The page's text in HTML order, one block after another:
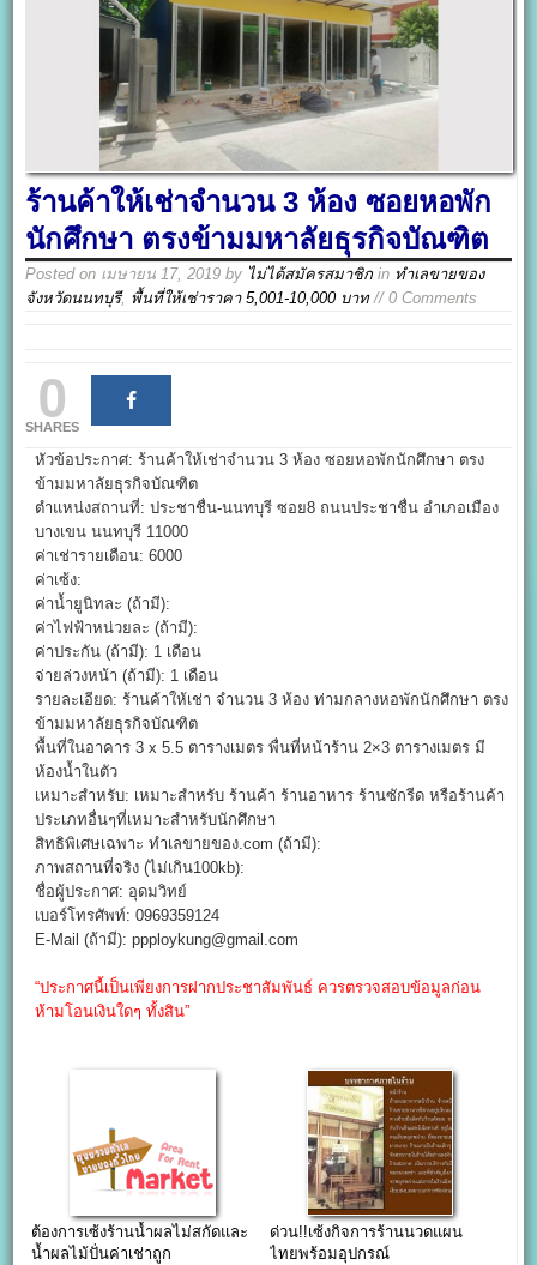
ร้านค้าให้เช่าจำนวน 3 ห้อง ซอยหอพัก
นักศึกษา ตรงข้ามมหาลัยธุรกิจบัณฑิต
Posted on เมษายน 17, 2019 by ไม่ได้สมัครสมาชิก in ทำเลขายของ
จังหวัดนนทบุรี, พื้นที่ให้เช่าราคา 5,001-10,000 บาท// 0 Comments
0
SHARES
หัวข้อประกาศ: ร้านค้าให้เช่าจำนวน 3 ห้อง ซอยหอพักนักศึกษา ตรง
ข้ามมหาลัยธุรกิจบัณฑิต
ตำแหน่งสถานที่: ประชาชื่น-นนทบุรี ซอย8 ถนนประชาชื่น อำเภอเมือง
บางเขน นนทบุรี 11000
ค่าเช่ารายเดือน: 6000
ค่าเซ้ง:
ค่าน้ำยูนิทละ (ถ้ามี):
ค่าไฟฟ้าหน่วยละ (ถ้ามี):
ค่าประกัน (ถ้ามี): 1 เดือน
จ่ายล่วงหน้า (ถ้ามี): 1 เดือน
รายละเอียด: ร้านค้าให้เช่า จำนวน 3 ห้อง ท่ามกลางหอพักนักศึกษา ตรง
ข้ามมหาลัยธุรกิจบัณฑิต
พื้นที่ในอาคาร 3 x 5.5 ตารางเมตร พื่นที่หน้าร้าน 2×3 ตารางเมตร มี
ห้องน้ำในตัว
เหมาะสำหรับ: เหมาะสำหรับ ร้านค้า ร้านอาหาร ร้านซักรีด หรือร้านค้า
ประเภทอื่นๆที่เหมาะสำหรับนักศึกษา
สิทธิพิเศษเฉพาะ ทำเลขายของ.com (ถ้ามี):
ภาพสถานที่จริง (ไม่เกิน100kb):
ชื่อผู้ประกาศ: อุดมวิทย์
เบอร์โทรศัพท์: 0969359124
E-Mail (ถ้ามี): ppploykung@gmail.com
“ประกาศนี้เป็นเพียงการฝากประชาสัมพันธ์ ควรตรวจสอบข้อมูลก่อน
ห้ามโอนเงินใดๆ ทั้งสิน”
ต้องการเซ้งร้านน้ำผลไม่สกัดและ
น้ำผลไม้ปั่นค่าเช่าถูก
ด่วน!!เซ้งกิจการร้านนวดแผน
ไทยพร้อมอุปกรณ์